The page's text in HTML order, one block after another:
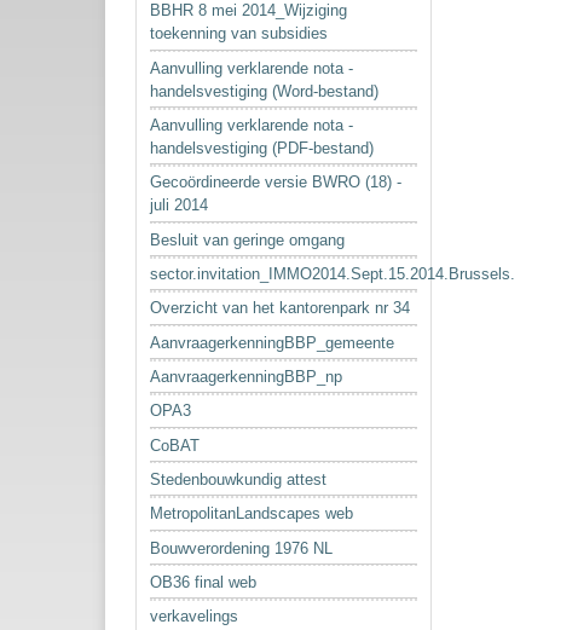
BBHR 8 mei 2014_Wijziging
toekenning van subsidies
Aanvulling verklarende nota -
handelsvestiging (Word-bestand)
Aanvulling verklarende nota -
handelsvestiging (PDF-bestand)
Gecoördineerde versie BWRO (18) -
juli 2014
Besluit van geringe omgang
sector.invitation_IMMO2014.Sept.15.2014.Brussels.
Overzicht van het kantorenpark nr 34
AanvraagerkenningBBP_gemeente
AanvraagerkenningBBP_np
OPA3
CoBAT
Stedenbouwkundig attest
MetropolitanLandscapes web
Bouwverordening 1976 NL
OB36 final web
verkavelings